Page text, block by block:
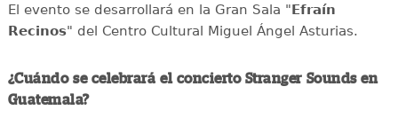
El evento se desarrollará en la Gran Sala "Efraín
Recinos" del Centro Cultural Miguel Ángel Asturias.
¿Cuándo se celebrará el concierto Stranger Sounds en
Guatemala?